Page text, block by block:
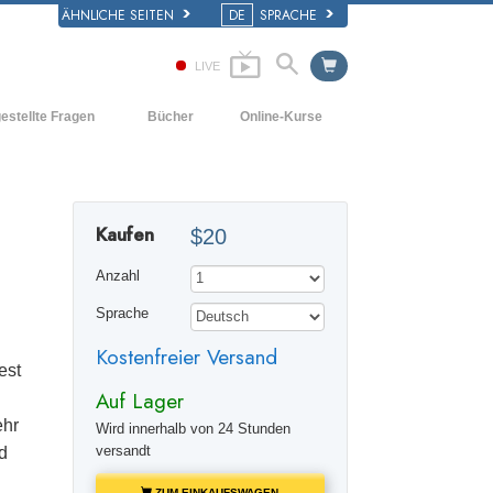
ÄHNLICHE SEITEN DE SPRACHE
LIVE
Fragen
der Scientology
Bücher
Hörbücher
Einführungsvorträge
Online-Kurse
Die Dynamiken des Daseins
Die Bestandteile des Verstehens
Lösungen für eine gefährliche Umwelt
Beistände für Krankheiten und
Die Ehe
Kaufen $20
Anzahl
Sprache
Kostenfreier Versand
Auf Lager
Wird innerhalb von 24 Stunden
versandt